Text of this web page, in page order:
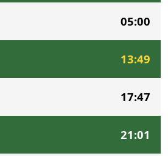
05:00
13:49
17:47
21:01